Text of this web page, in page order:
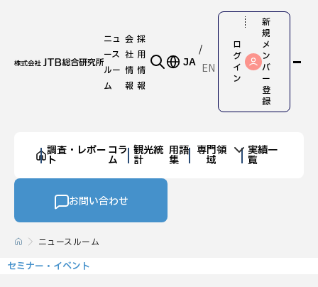
ニュ
ース
ルー
ム
会
社
情
報
採
用
情
報
JA EN
ロ
グ
イ
ン
新
規
メ
ン
バ
ー
登
録
調査・レポー
ト
コラ
ム
観光統
計
用語
集
専門領
域
実績一
覧
お問い合わせ
ニュースルーム
セミナー・イベント